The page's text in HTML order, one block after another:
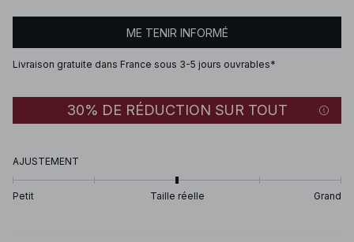
ME TENIR INFORMÉ
Livraison gratuite dans France sous 3-5 jours ouvrables*
30% DE RÉDUCTION SUR TOUT
AJUSTEMENT
Petit Taille réelle Grand